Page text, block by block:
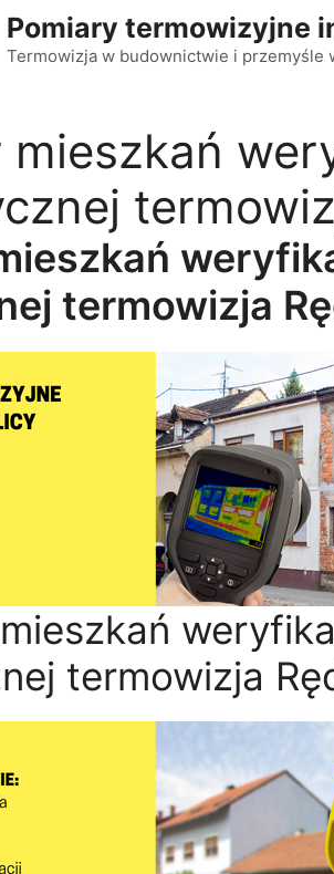
Pomiary termowizyjne
Termowizja w budownictwie i przemyśle
termowizja
termowizja